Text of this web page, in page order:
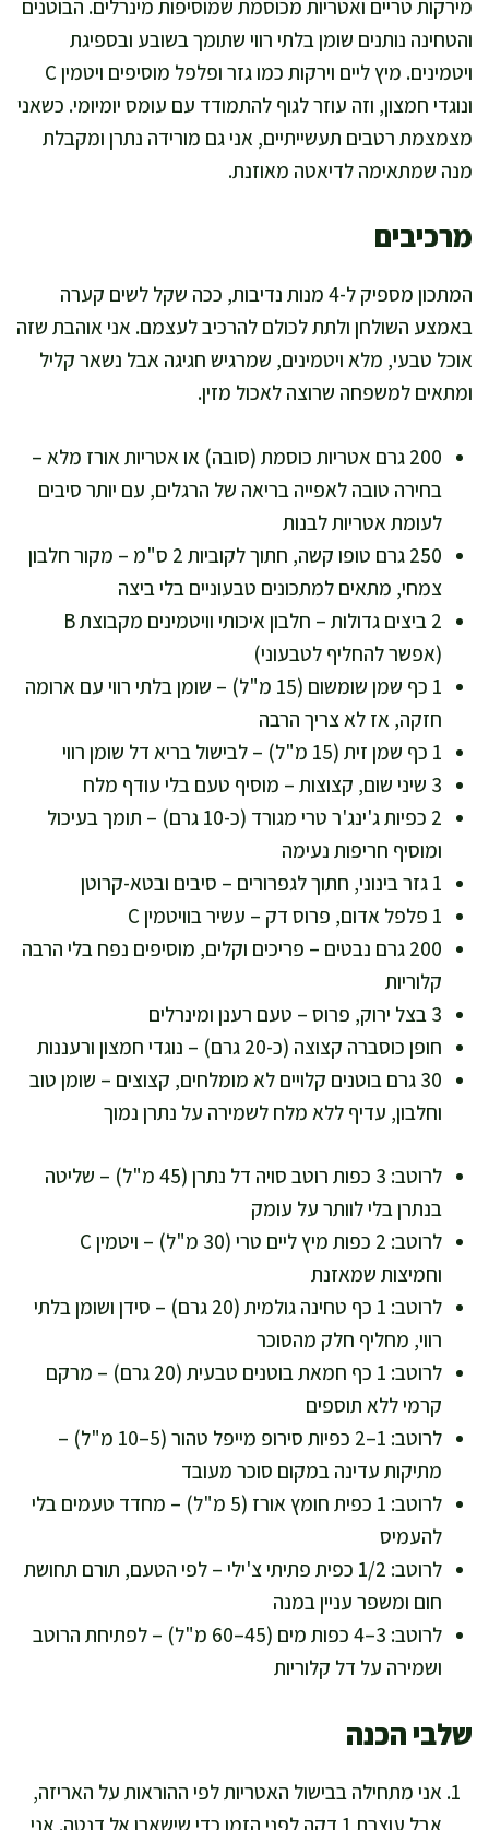
מירקות טריים ואטריות מכוסמת שמוסיפות מינרלים. הבוטנים
והטחינה נותנים שומן בלתי רווי שתומך בשובע ובספיגת
ויטמינים. מיץ ליים וירקות כמו גזר ופלפל מוסיפים ויטמין C
ונוגדי חמצון, וזה עוזר לגוף להתמודד עם עומס יומיומי. כשאני
מצמצמת רטבים תעשייתיים, אני גם מורידה נתרן ומקבלת
מנה שמתאימה לדיאטה מאוזנת.
מרכיבים
המתכון מספיק ל-4 מנות נדיבות, ככה שקל לשים קערה
באמצע השולחן ולתת לכולם להרכיב לעצמם. אני אוהבת שזה
אוכל טבעי, מלא ויטמינים, שמרגיש חגיגה אבל נשאר קליל
ומתאים למשפחה שרוצה לאכול מזין.
200 גרם אטריות כוסמת (סובה) או אטריות אורז מלא –
בחירה טובה לאפייה בריאה של הרגלים, עם יותר סיבים
לעומת אטריות לבנות
250 גרם טופו קשה, חתוך לקוביות 2 ס"מ – מקור חלבון
צמחי, מתאים למתכונים טבעוניים בלי ביצה
2 ביצים גדולות – חלבון איכותי וויטמינים מקבוצת B
(אפשר להחליף לטבעוני)
1 כף שמן שומשום (15 מ"ל) – שומן בלתי רווי עם ארומה
חזקה, אז לא צריך הרבה
1 כף שמן זית (15 מ"ל) – לבישול בריא דל שומן רווי
3 שיני שום, קצוצות – מוסיף טעם בלי עודף מלח
2 כפיות ג'ינג'ר טרי מגורד (כ-10 גרם) – תומך בעיכול
ומוסיף חריפות נעימה
1 גזר בינוני, חתוך לגפרורים – סיבים ובטא-קרוטן
1 פלפל אדום, פרוס דק – עשיר בוויטמין C
200 גרם נבטים – פריכים וקלים, מוסיפים נפח בלי הרבה
קלוריות
3 בצל ירוק, פרוס – טעם רענן ומינרלים
חופן כוסברה קצוצה (כ-20 גרם) – נוגדי חמצון ורעננות
30 גרם בוטנים קלויים לא מומלחים, קצוצים – שומן טוב
וחלבון, עדיף ללא מלח לשמירה על נתרן נמוך
לרוטב: 3 כפות רוטב סויה דל נתרן (45 מ"ל) – שליטה
בנתרן בלי לוותר על עומק
לרוטב: 2 כפות מיץ ליים טרי (30 מ"ל) – ויטמין C
וחמיצות שמאזנת
לרוטב: 1 כף טחינה גולמית (20 גרם) – סידן ושומן בלתי
רווי, מחליף חלק מהסוכר
לרוטב: 1 כף חמאת בוטנים טבעית (20 גרם) – מרקם
קרמי ללא תוספים
לרוטב: 1–2 כפיות סירופ מייפל טהור (5–10 מ"ל) –
מתיקות עדינה במקום סוכר מעובד
לרוטב: 1 כפית חומץ אורז (5 מ"ל) – מחדד טעמים בלי
להעמיס
לרוטב: 1/2 כפית פתיתי צ'ילי – לפי הטעם, תורם תחושת
חום ומשפר עניין במנה
לרוטב: 3–4 כפות מים (45–60 מ"ל) – לפתיחת הרוטב
ושמירה על דל קלוריות
שלבי הכנה
אני מתחילה בבישול האטריות לפי ההוראות על האריזה,
אבל עוצרת 1 דקה לפני הזמן כדי שישארו אל דנטה. אני